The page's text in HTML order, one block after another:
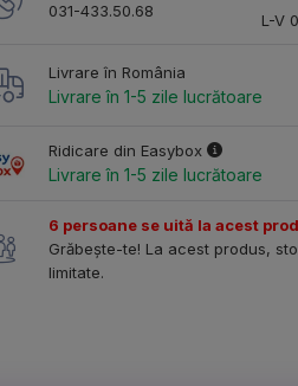
031-433.50.68
L-V
Livrare în România
Livrare în 1-5 zile lucrătoare
Ridicare din Easybox
Livrare în 1-5 zile lucrătoare
6 persoane se uită la acest
Grăbește-te! La acest produs,
limitate.